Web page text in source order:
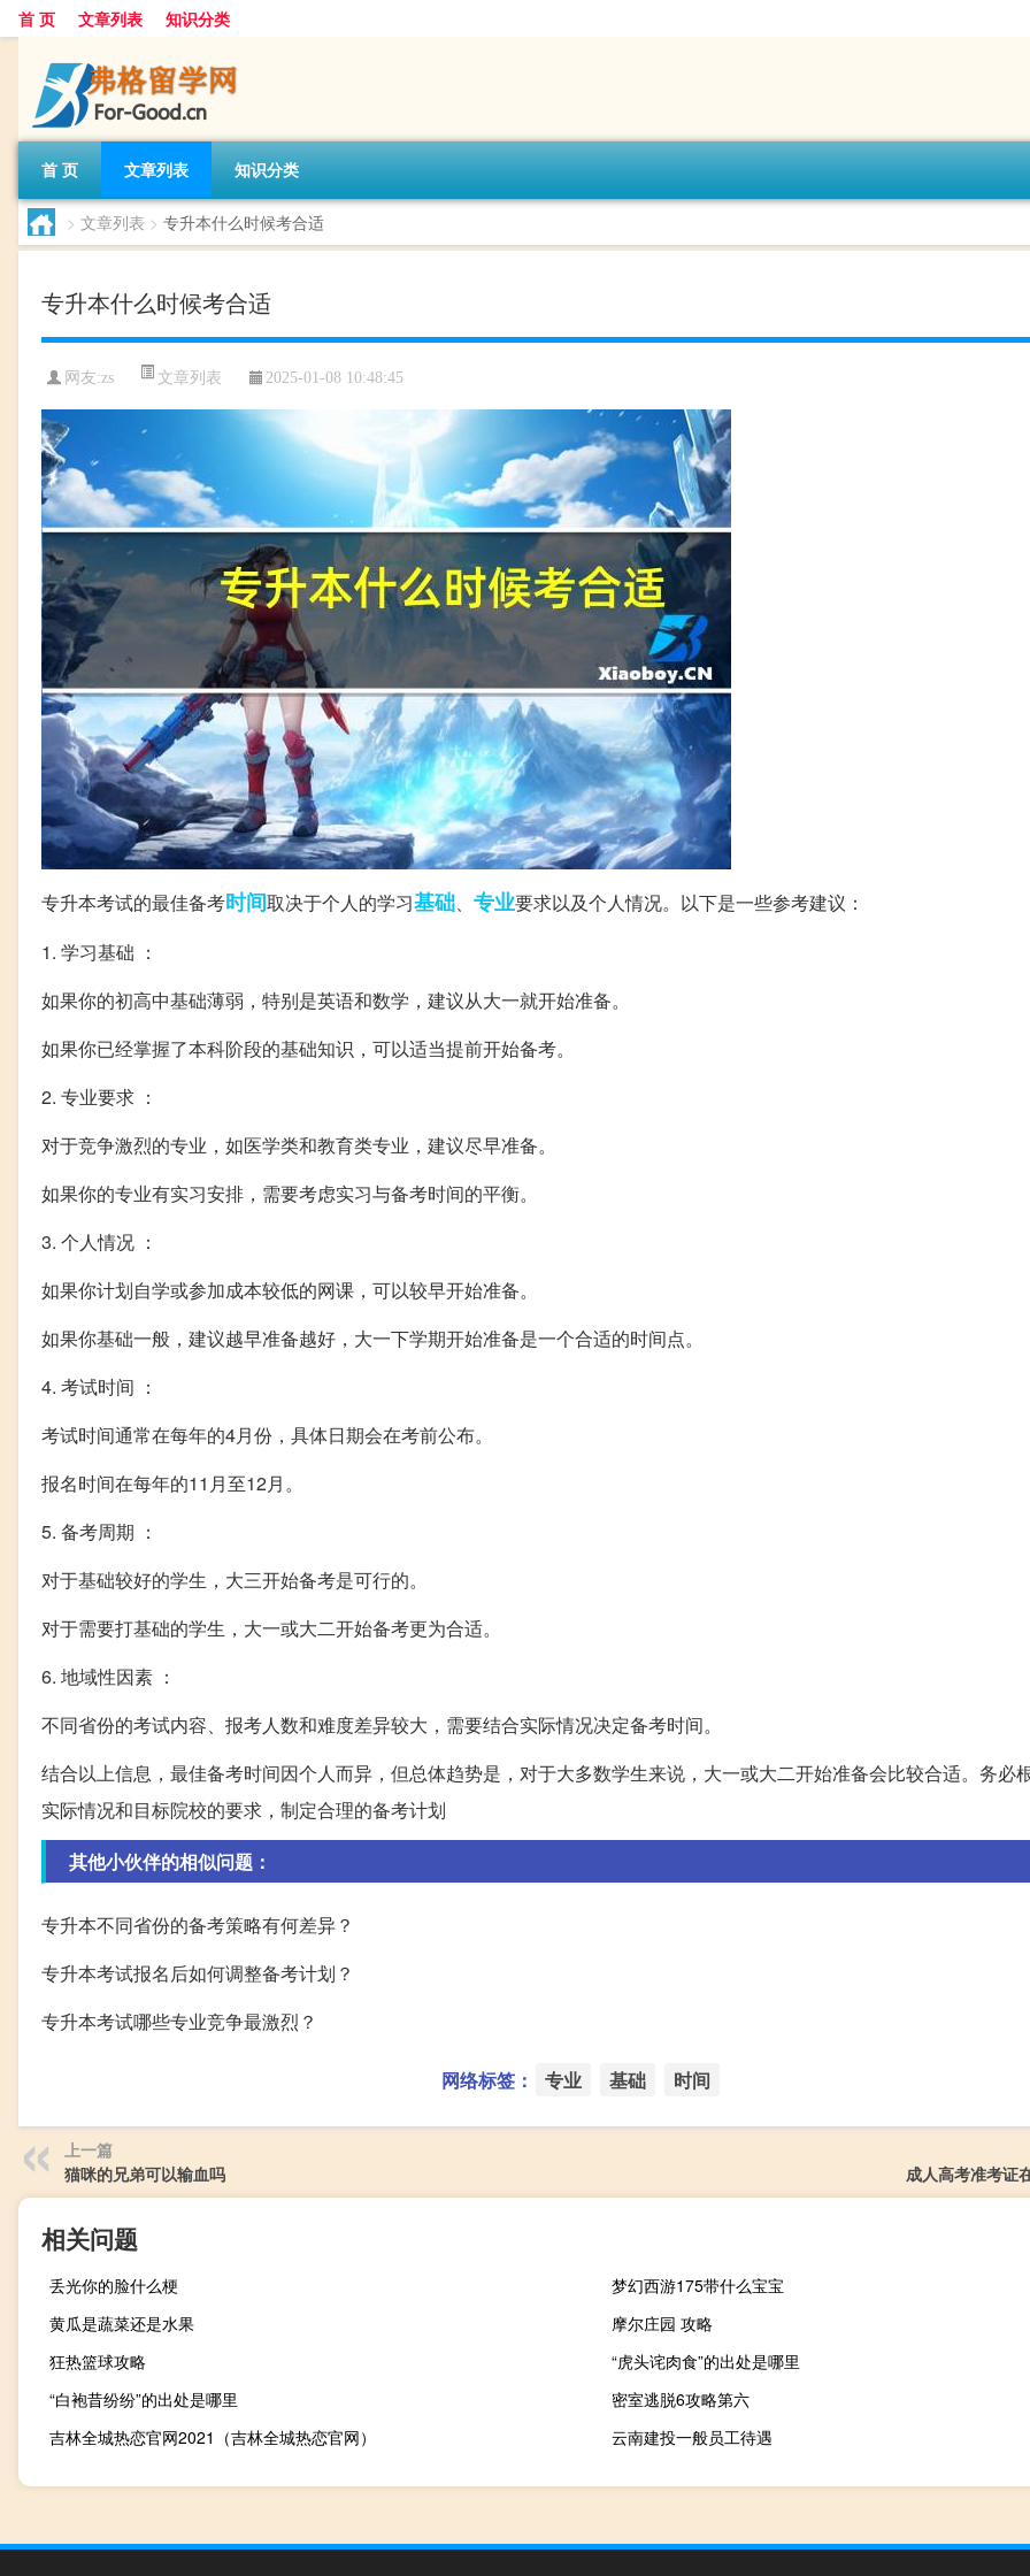
首 页 文章列表 知识分类
首 页 文章列表 知识分类
> 文章列表 > 专升本什么时候考合适
专升本什么时候考合适
网友:zs 文章列表 2025-01-08 10:48:45
专升本考试的最佳备考时间取决于个人的学习基础、 专业要求以及个人情况。以下是一些参考建议：
1. 学习基础 ：
如果你的初高中基础薄弱，特别是英语和数学，建议从大一就开始准备。
如果你已经掌握了本科阶段的基础知识，可以适当提前开始备考。
2. 专业要求 ：
对于竞争激烈的专业，如医学类和教育类专业，建议尽早准备。
如果你的专业有实习安排，需要考虑实习与备考时间的平衡。
3. 个人情况 ：
如果你计划自学或参加成本较低的网课，可以较早开始准备。
如果你基础一般，建议越早准备越好，大一下学期开始准备是一个合适的时间点。
4. 考试时间 ：
考试时间通常在每年的4月份，具体日期会在考前公布。
报名时间在每年的11月至12月。
5. 备考周期 ：
对于基础较好的学生，大三开始备考是可行的。
对于需要打基础的学生，大一或大二开始备考更为合适。
6. 地域性因素 ：
不同省份的考试内容、报考人数和难度差异较大，需要结合实际情况决定备考时间。
结合以上信息，最佳备考时间因个人而异，但总体趋势是，对于大多数学生来说，大一或大二开始准备会比较合适。务必
实际情况和目标院校的要求，制定合理的备考计划
其他小伙伴的相似问题：
专升本不同省份的备考策略有何差异？
专升本考试报名后如何调整备考计划？
专升本考试哪些专业竞争最激烈？
网络标签： 专业 基础 时间
上一篇
猫咪的兄弟可以输血吗
成人高考准考证
相关问题
丢光你的脸什么梗
梦幻西游175带什么宝宝
黄瓜是蔬菜还是水果
摩尔庄园 攻略
狂热篮球攻略
“虎头诧肉食”的出处是哪里
“白袍昔纷纷”的出处是哪里
密室逃脱6攻略第六
吉林全城热恋官网2021（吉林全城热恋官网）
云南建投一般员工待遇